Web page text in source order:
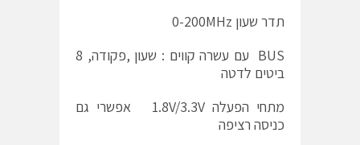
תדר שעון 0-200MHz
BUS עם עשרה קווים : שעון ,פקודה, 8
ביטים לדטה
מתחי הפעלה 1.8V/3.3V אפשרי גם
כניסה רציפה